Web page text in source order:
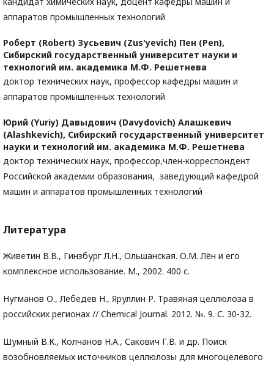
аппаратов промышленных технологий
Роберт (Robert) Зусьевич (Zus'yevich) Пен (Pen),
Сибирский государственный университет науки и
технологий им. академика М.Ф. Решетнева
доктор технических наук, профессор кафедры машин и
аппаратов промышленных технологий
Юрий (Yuriy) Давыдович (Davydovich) Алашкевич
(Alashkevich), Сибирский государственный университет
науки и технологий им. академика М.Ф. Решетнева
доктор технических наук, профессор,член-корреспондент
Российской академии образования, заведующий кафедрой
машин и аппаратов промышленных технологий
Литература
Живетин В.В., Гинзбург Л.Н., Ольшанская. О.М. Лён и его
комплексное использование. М., 2002. 400 с.
Нугманов О., Лебедев Н., Яруллин Р. Травяная целлюлоза в
российских регионах // Chemical Journal. 2012. №. 9. С. 30-32.
Шумный В.К., Колчанов Н.А., Сакович Г.В. и др. Поиск
возобновляемых источников целлюлозы для многоцелевого